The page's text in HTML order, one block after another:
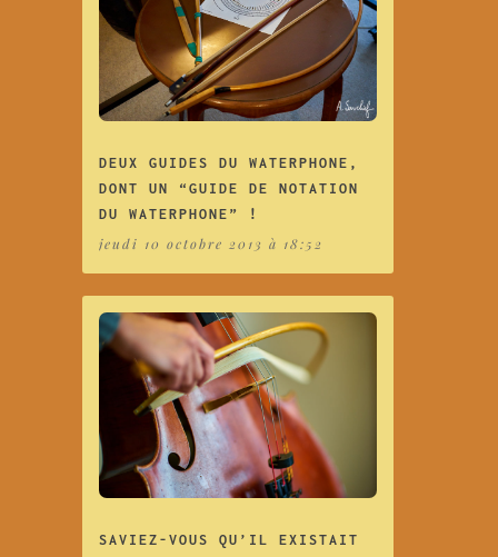
DEUX GUIDES DU WATERPHONE,
DONT UN “GUIDE DE NOTATION
DU WATERPHONE” !
jeudi 10 octobre 2013 à 18:52
SAVIEZ-VOUS QU’IL EXISTAIT